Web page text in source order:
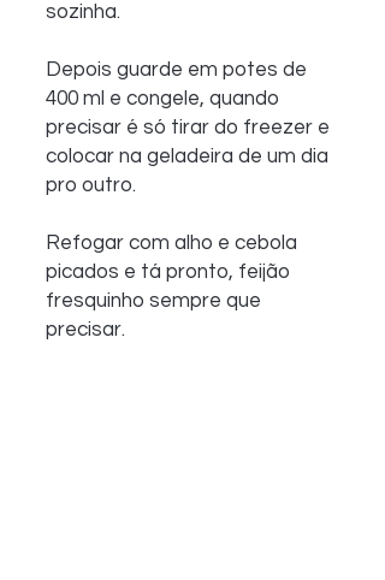
sozinha.
Depois guarde em potes de
400 ml e congele, quando
precisar é só tirar do freezer e
colocar na geladeira de um dia
pro outro.
Refogar com alho e cebola
picados e tá pronto, feijão
fresquinho sempre que
precisar.